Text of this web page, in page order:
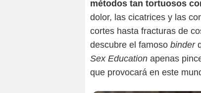
métodos tan tortuosos
dolor, las cicatrices y las
cortes hasta fracturas de
descubre el famoso binder
Sex Education apenas
que provocará en este